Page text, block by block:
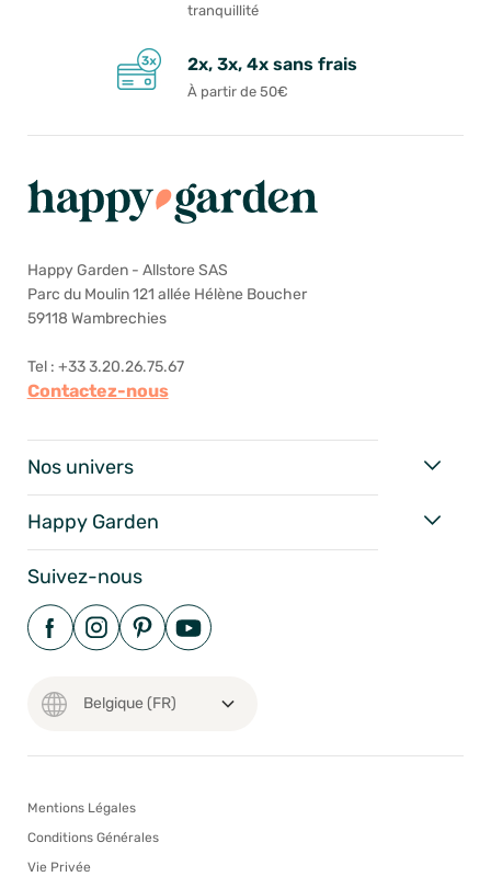
tranquillité
2x, 3x, 4x sans frais
À partir de 50€
Happy Garden - Allstore SAS
Parc du Moulin 121 allée Hélène Boucher
59118 Wambrechies
Tel : +33 3.20.26.75.67
Contactez-nous
Nos univers
Happy Garden
Suivez-nous
Mentions Légales
Conditions Générales
Vie Privée